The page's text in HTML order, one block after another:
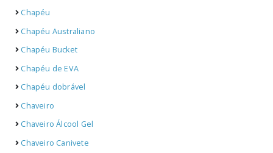
Chapéu
Chapéu Australiano
Chapéu Bucket
Chapéu de EVA
Chapéu dobrável
Chaveiro
Chaveiro Álcool Gel
Chaveiro Canivete